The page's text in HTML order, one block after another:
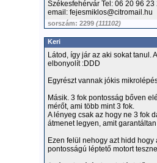
Székesfehérvár Tel: 06 20 96 23
email: fejesmiklos@citromail.hu
sorszám: 2299 (111102)
Keri
Látod, így jár az aki sokat tanul.
elbonyolít :DDD
Egyrészt vannak jókis
Másik. 3 fok pontosság bőven
mérőt, ami több mint 3 fok.
A lényeg csak az hogy ne 3 fok
átmenet legyen, amit
Ezen felül nehogy azt hidd
pontosságú léptető motort